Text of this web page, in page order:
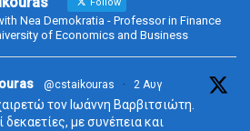
Follow
Nea Demokratia - Professor in Finance
of Economics and Business
@cstaikouras · 2 Αυγ
τον Ιωάννη Βαρβιτσιώτη.
με συνέπεια και